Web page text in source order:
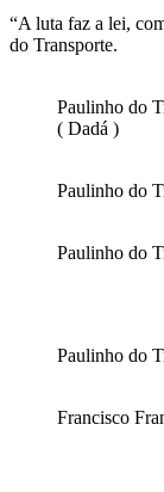
“A luta faz a lei,
do Transporte.
Paulinho do
( Dadá )
Paulinho do
Paulinho do
Paulinho do
Francisco